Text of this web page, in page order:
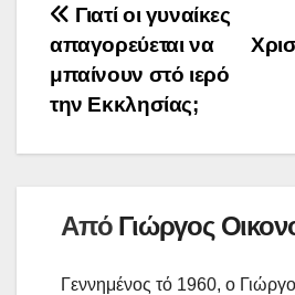
o
k
r
l
t
L
α
ί
ε
Πλοήγηση
άρθρων
Γιατί οι γυναίκες
απαγορεύεται να
μπαίνουν στό ιερό
την Εκκλησίας;
Από Γιώργος
Γεννημένος τό 1960, ο